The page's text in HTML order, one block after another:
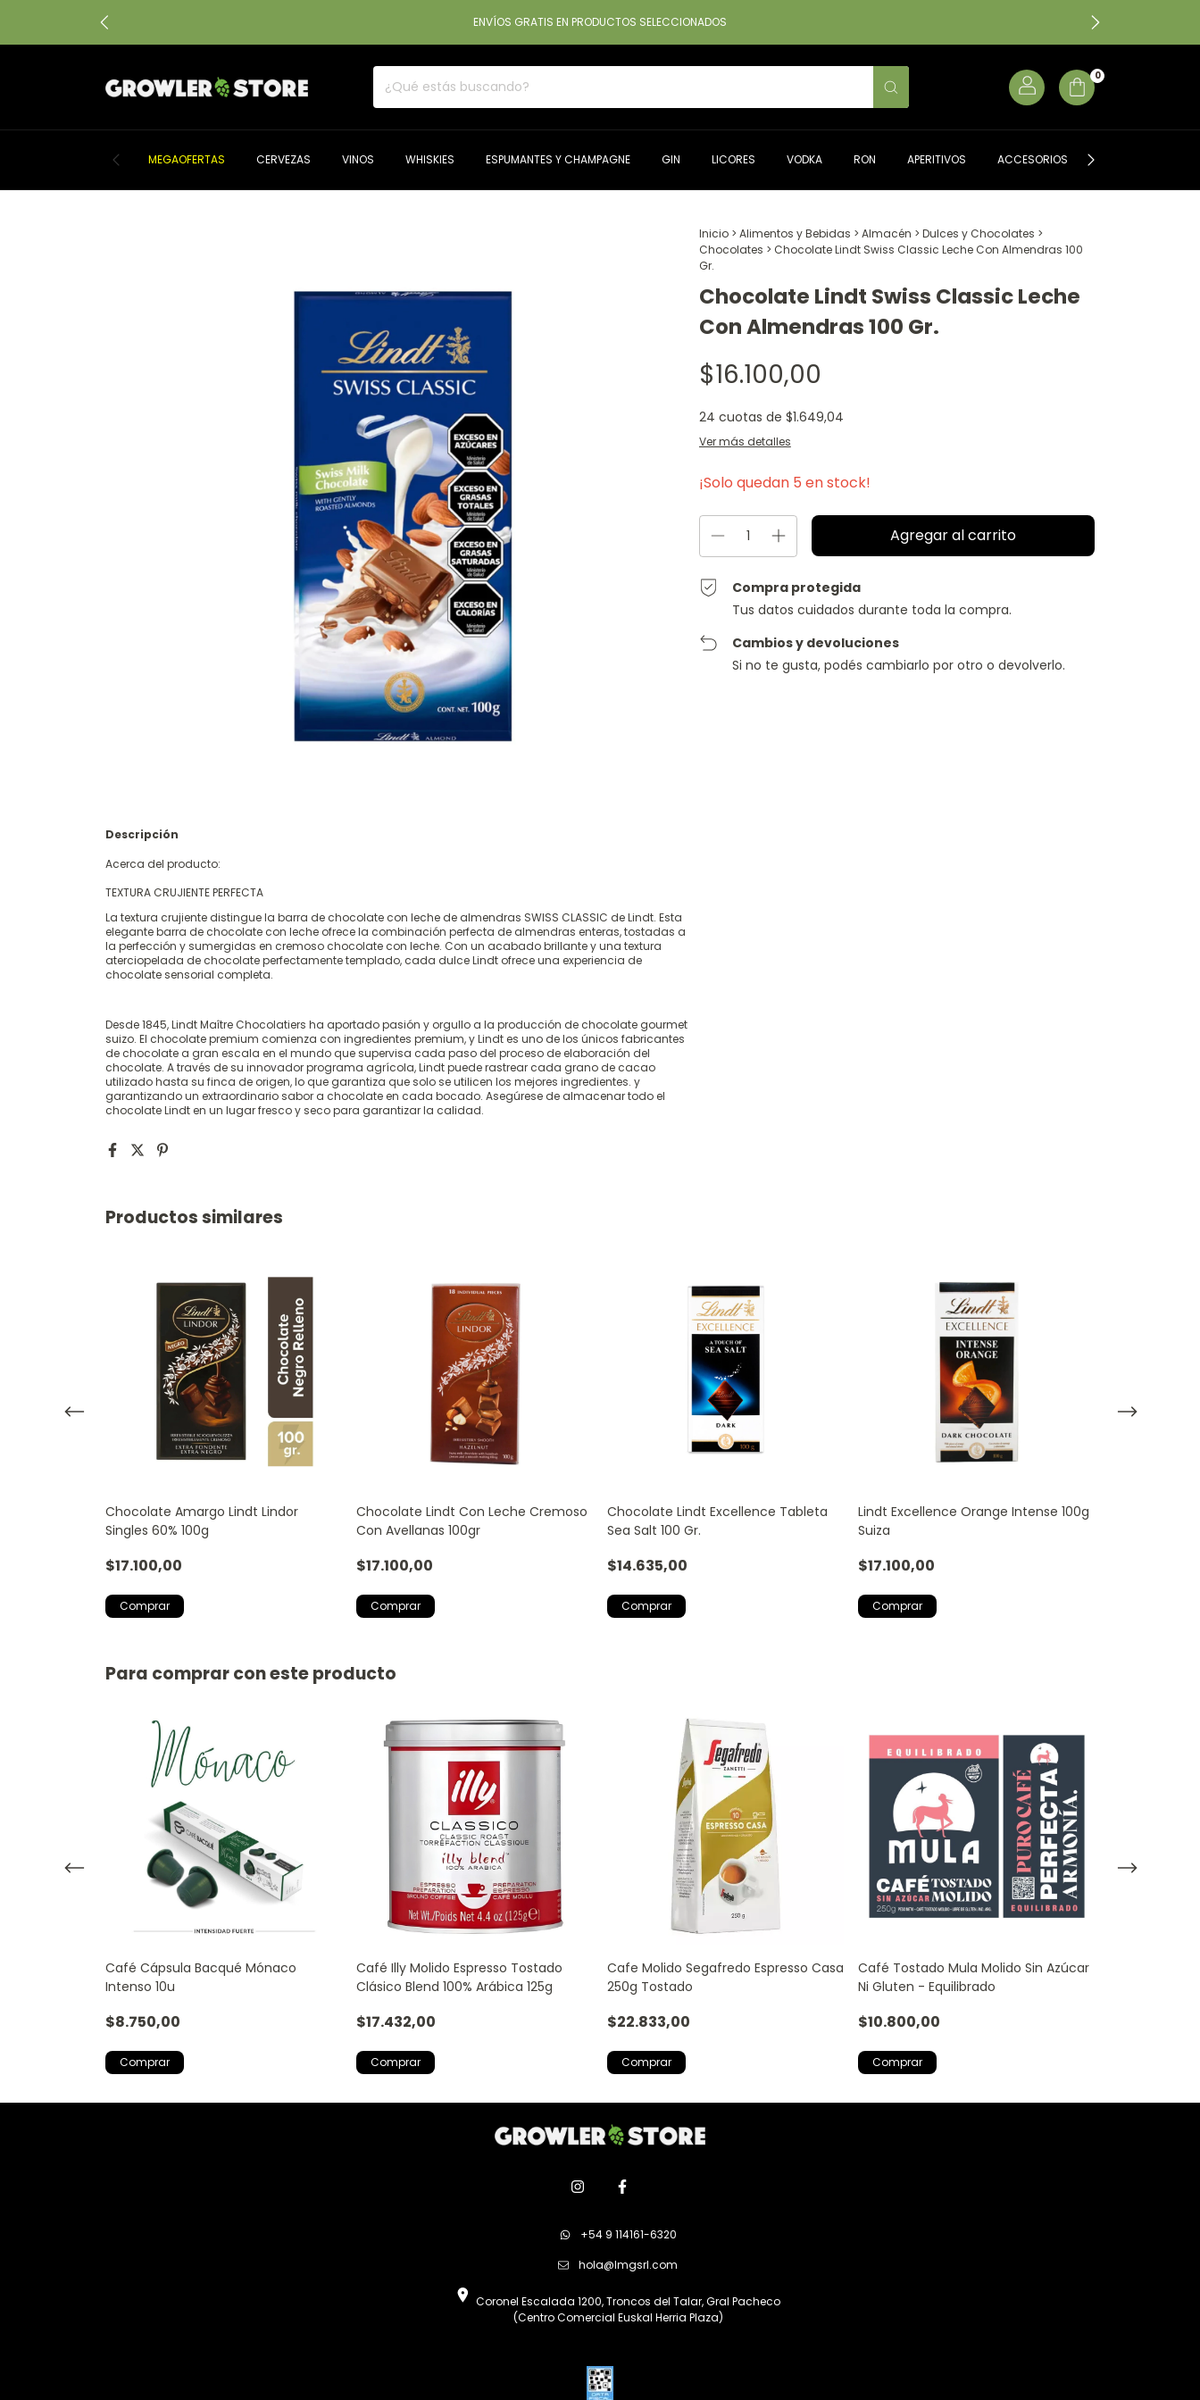
ENVÍOS GRATIS EN PRODUCTOS SELECCIONADOS
0
MEGAOFERTAS CERVEZAS VINOS WHISKIES ESPUMANTES Y CHAMPAGNE GIN LICORES VODKA RON APERITIVOS ACCESORIOS
Inicio > Alimentos y Bebidas > Almacén > Dulces y Chocolates >
Chocolates > Chocolate Lindt Swiss Classic Leche Con Almendras 100
Gr.
Chocolate Lindt Swiss Classic Leche
Con Almendras 100 Gr.
$16.100,00
24 cuotas de $1.649,04
Ver más detalles
¡Solo quedan 5 en stock!
Compra protegida
Tus datos cuidados durante toda la compra.
Cambios y devoluciones
Si no te gusta, podés cambiarlo por otro o devolverlo.
Descripción
Acerca del producto:
TEXTURA CRUJIENTE PERFECTA
La textura crujiente distingue la barra de chocolate con leche de almendras SWISS CLASSIC de Lindt. Esta
elegante barra de chocolate con leche ofrece la combinación perfecta de almendras enteras, tostadas a
la perfección y sumergidas en cremoso chocolate con leche. Con un acabado brillante y una textura
aterciopelada de chocolate perfectamente templado, cada dulce Lindt ofrece una experiencia de
chocolate sensorial completa.
Desde 1845, Lindt Maître Chocolatiers ha aportado pasión y orgullo a la producción de chocolate gourmet
suizo. El chocolate premium comienza con ingredientes premium, y Lindt es uno de los únicos fabricantes
de chocolate a gran escala en el mundo que supervisa cada paso del proceso de elaboración del
chocolate. A través de su innovador programa agrícola, Lindt puede rastrear cada grano de cacao
utilizado hasta su finca de origen, lo que garantiza que solo se utilicen los mejores ingredientes. y
garantizando un extraordinario sabor a chocolate en cada bocado. Asegúrese de almacenar todo el
chocolate Lindt en un lugar fresco y seco para garantizar la calidad.
Productos similares
Chocolate Amargo Lindt Lindor
Singles 60% 100g
$17.100,00
Chocolate Lindt Con Leche Cremoso
Con Avellanas 100gr
$17.100,00
Chocolate Lindt Excellence Tableta
Sea Salt 100 Gr.
$14.635,00
Lindt Excellence Orange Intense 100g
Suiza
$17.100,00
Para comprar con este producto
Café Cápsula Bacqué Mónaco
Intenso 10u
$8.750,00
Café Illy Molido Espresso Tostado
Clásico Blend 100% Arábica 125g
$17.432,00
Cafe Molido Segafredo Espresso Casa
250g Tostado
$22.833,00
Café Tostado Mula Molido Sin Azúcar
Ni Gluten - Equilibrado
$10.800,00
+54 9 114161-6320
hola@lmgsrl.com
Coronel Escalada 1200, Troncos del Talar, Gral Pacheco
(Centro Comercial Euskal Herria Plaza)